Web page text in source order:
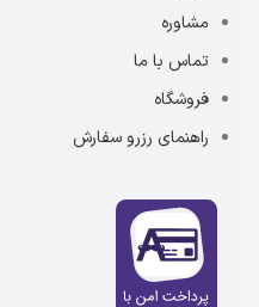
مشاوره
تماس با ما
فروشگاه
راهنمای رزرو سفارش